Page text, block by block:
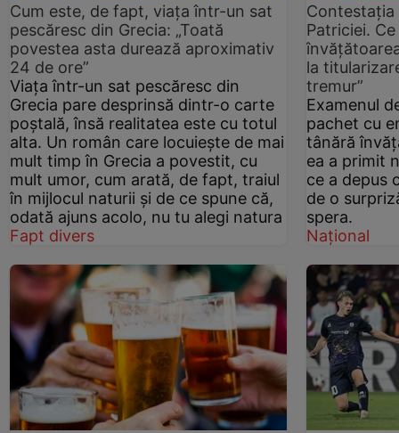
Cum este, de fapt, viața într-un sat
pescăresc din Grecia: „Toată
povestea asta durează aproximativ
24 de ore”
Viața într-un sat pescăresc din
Grecia pare desprinsă dintr-o carte
poștală, însă realitatea este cu totul
alta. Un român care locuiește de mai
mult timp în Grecia a povestit, cu
mult umor, cum arată, de fapt, traiul
în mijlocul naturii și de ce spune că,
odată ajuns acolo, nu tu alegi natura
Fapt divers
Patriciei.
la
tremur”
Examenul
pachet cu
tânără
ea a primit
ce a depus
de o
spera.
Național